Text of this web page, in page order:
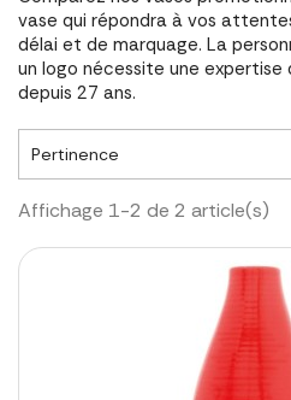
vase qui répondra à vos
délai et de marquage. La
un logo nécessite une expertise
depuis 27 ans.
Pertinence
Affichage 1-2 de 2 article(s)